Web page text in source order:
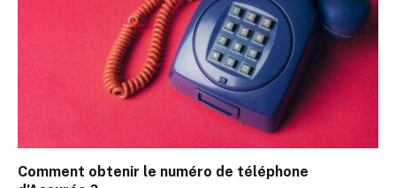
Comment obtenir le numéro de téléphone